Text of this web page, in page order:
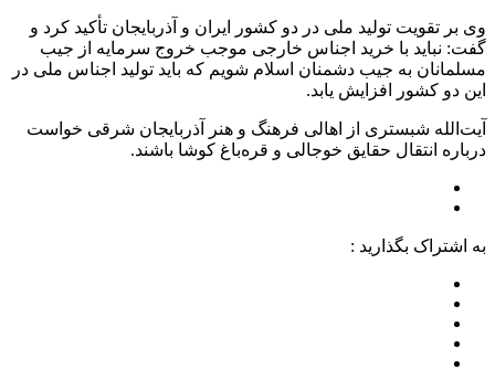
وی بر تقویت تولید ملی در دو کشور ایران و آذربایجان تأکید کرد و
گفت: نباید با خرید اجناس خارجی موجب خروج سرمایه از جیب
مسلمانان به جیب دشمنان اسلام شویم که باید تولید اجناس ملی در
این دو کشور افزایش یابد.
آیت‌الله شبستری از اهالی فرهنگ و هنر آذربایجان شرقی خواست
درباره انتقال حقایق خوجالی و قره‌باغ کوشا باشند.
به اشتراک بگذارید :